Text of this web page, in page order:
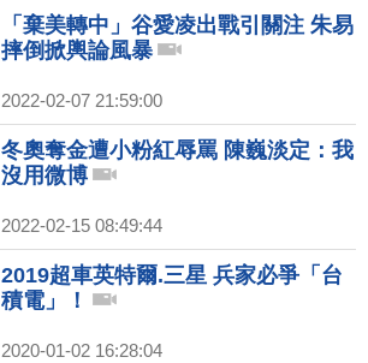
「棄美轉中」谷愛凌出戰引關注 朱易
摔倒掀輿論風暴
2022-02-07 21:59:00
冬奧奪金遭小粉紅辱罵 陳巍淡定：我
沒用微博
2022-02-15 08:49:44
2019超車英特爾.三星 兵家必爭「台
積電」！
2020-01-02 16:28:04